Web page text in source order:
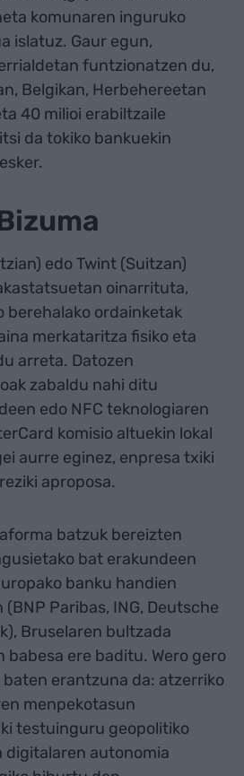
komunaren inguruko
islatuz. Gaur egun,
funtzionatzen du,
Belgikan, Herbehereetan
40 milioi erabiltzaile
da tokiko bankuekin
edo Twint (Suitzan)
oinarrituta,
berehalako ordainketak
merkataritza fisiko eta
arreta. Datozen
zabaldu nahi ditu
edo NFC teknologiaren
komisio altuekin lokal
aurre eginez, enpresa txiki
aproposa.
batzuk bereizten
bat erakundeen
banku handien
Paribas, ING, Deutsche
Bruselaren bultzada
babesa ere baditu. Wero gero
baten erantzuna da: atzerriko
menpekotasun
testuinguru geopolitiko
digitalaren autonomia